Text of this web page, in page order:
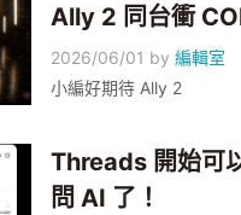
Ally 2 同台衝
2026/06/01 by編輯室
小編好期待 Ally 2
Threads 開始可
問 AI 了！